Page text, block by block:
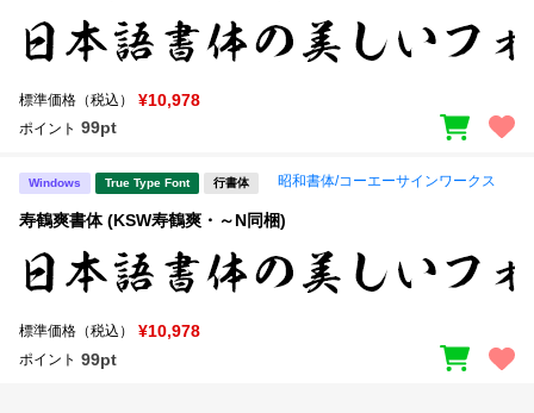
キャンペーン一覧
新着一覧
マイページ
お気に入り
宋朝体
教科書体 行書体
標準価格（税込） ¥10,978
ポイント 99pt
Windows True Type Font 行書体 昭和書体/コーエーサインワークス
寿鶴爽書体 (KSW寿鶴爽・～N同梱)
標準価格（税込） ¥10,978
ポイント 99pt